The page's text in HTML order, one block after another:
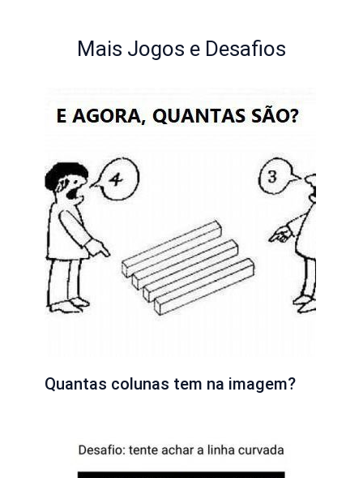
Mais Jogos e Desafios
Quantas colunas tem na imagem?